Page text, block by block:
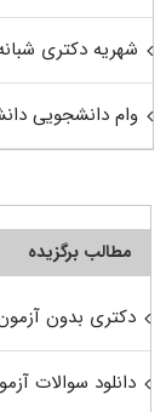
شهریه دکتری
وام دانشجویی
مطالب برگزیده
دکتری بدون
دانلود سوالات